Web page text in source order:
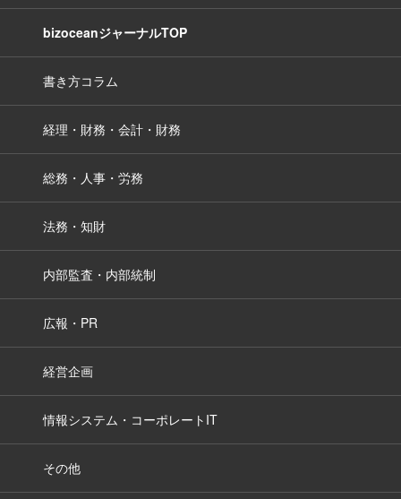
bizoceanジャーナルTOP
書き方コラム
経理・財務・会計・財務
総務・人事・労務
法務・知財
内部監査・内部統制
広報・PR
経営企画
情報システム・コーポレートIT
その他